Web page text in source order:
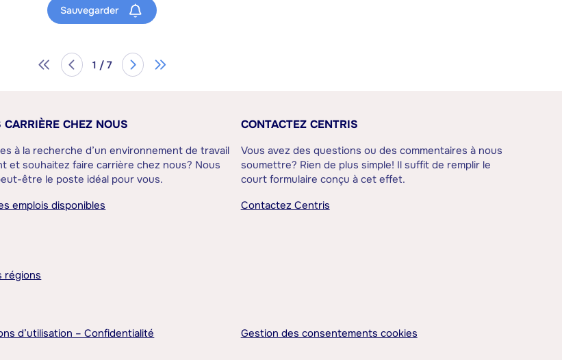
Sauvegarder
1 / 7
CARRIÈRE CHEZ NOUS
à la recherche d’un environnement de travail
et souhaitez faire carrière chez nous? Nous
être le poste idéal pour vous.
emplois disponibles
CONTACTEZ CENTRIS
Vous avez des questions ou des commentaires à nous
soumettre? Rien de plus simple! Il suffit de remplir le
court formulaire conçu à cet effet.
Contactez Centris
régions
d’utilisation – Confidentialité Gestion des consentements cookies